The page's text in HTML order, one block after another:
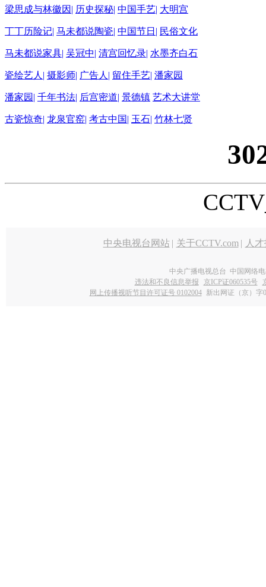
梁思成与林徽因| 历史探秘| 中国手艺| 大明宫
丁丁历险记| 马未都说陶瓷| 中国节日| 民俗文化
马未都说家具| 吴冠中| 清宫回忆录| 水墨齐白石
瓷绘艺人| 摄影师| 广告人| 留住手艺| 潘家园
潘家园| 千年书法| 后宫密道| 景德镇 艺术大讲堂
古瓷惊奇| 龙泉官窑| 考古中国| 玉石| 竹林七贤
中央电视台网站 关于CCTV.com 人
中央广播电视总台 中国网络
违法和不良信息举报
京ICP证060535号
网上传播视听节目许可证号 0102004 新出网证（京）